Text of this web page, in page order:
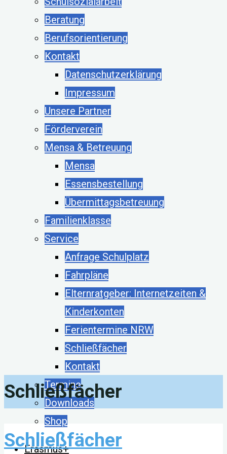
Beratung
Berufsorientierung
Kontakt
Datenschutzerklärung
Impressum
Unsere Partner
Förderverein
Mensa & Betreuung
Mensa
Essensbestellung
Übermittagsbetreuung
Familienklasse
Service
Anfrage Schulplatz
Fahrpläne
Elternratgeber: Internetzeiten &
Kinderkonten
Ferientermine NRW
Schließfächer
Kontakt
Termine
Downloads
Shop
Erasmus+
Schließfächer
Schließfächer